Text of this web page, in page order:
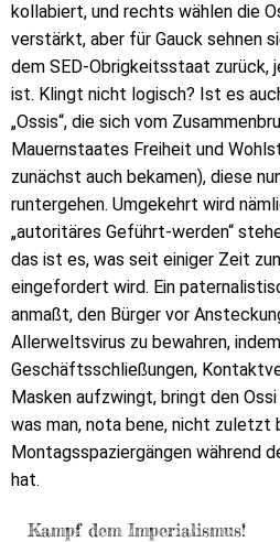
kollabiert, und rechts wählen die
verstärkt, aber für Gauck sehnen
dem SED-Obrigkeitsstaat zurück,
ist. Klingt nicht logisch? Ist es
„Ossis“, die sich vom
Mauernstaates Freiheit und
zunächst auch bekamen), diese
runtergehen. Umgekehrt wird
„autoritäres Geführt-werden“
das ist es, was seit einiger Zeit
eingefordert wird. Ein
anmaßt, den Bürger vor
Allerweltsvirus zu bewahren,
Geschäftsschließungen,
Masken aufzwingt, bringt den
was man, nota bene, nicht zuletzt
Montagsspaziergängen während
hat.
Kampf dem Imperialismus!